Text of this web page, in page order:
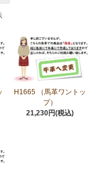
H1665 （馬革ワントッ
プ）
21,230円(税込)